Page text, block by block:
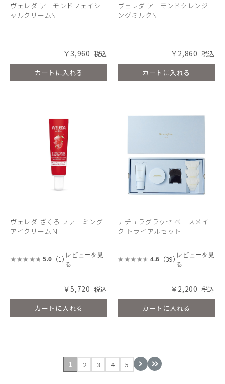
ヴェレダ アーモンドフェイシ
ャルクリームN
￥3,960
カートに入れる
ヴェレダ アーモンドクレンジ
ングミルクN
￥2,860
カートに入れる
ヴェレダ ざくろ ファーミング
アイクリームＮ
5.0 （1） レビューを見
る
￥5,720
カートに入れる
ナチュラグラッセ ベースメイ
ク トライアルセット
4.6 （39） レビューを見
る
￥2,200
カートに入れる
1 2 3 4 5